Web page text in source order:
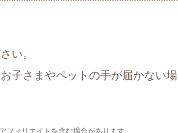
い。
子さまやペットの手が届かない場
ィリエイトを含む場合があります。